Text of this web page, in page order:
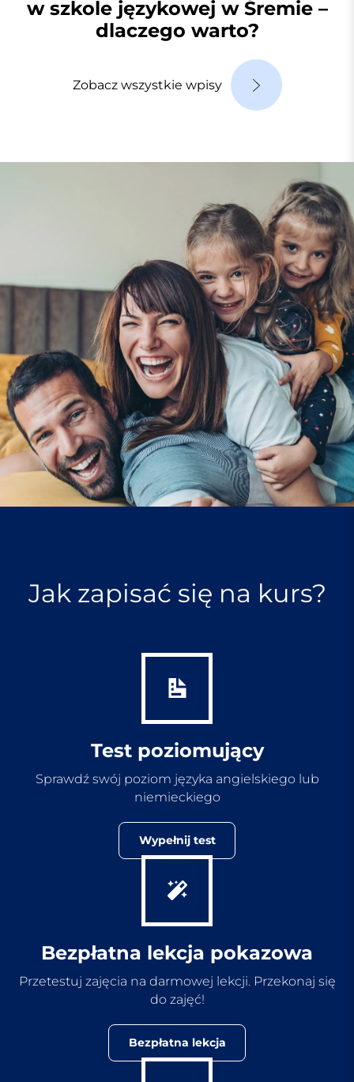
w szkole językowej w Śremie –
dlaczego warto?
Zobacz wszystkie wpisy
Jak zapisać się na kurs?
Test poziomujący
Sprawdź swój poziom języka angielskiego lub
niemieckiego
Wypełnij test
Bezpłatna lekcja pokazowa
Przetestuj zajęcia na darmowej lekcji. Przekonaj się
do zajęć!
Bezpłatna lekcja